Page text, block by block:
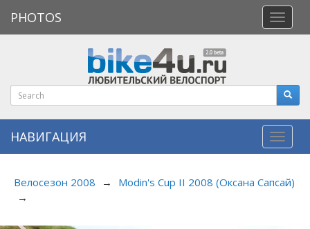
меню
PHOTOS
НАВИГАЦИЯ
Велосезон 2008 →
Modin's Cup II 2008 (Оксана Сапсай)
→